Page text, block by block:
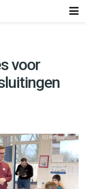
voor